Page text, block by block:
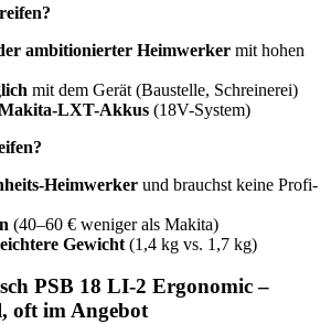
ambitionierter Heimwerker mit hohen
mit dem Gerät (Baustelle, Schreinerei)
LXT-Akkus (18V-System)
Heimwerker und brauchst keine Profi-
(40–60 € weniger als Makita)
Gewicht (1,4 kg vs. 1,7 kg)
PSB 18 LI-2 Ergonomic –
oft im Angebot